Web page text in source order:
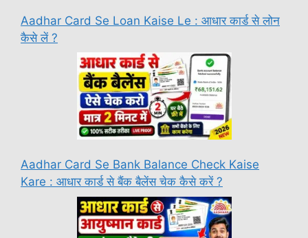
Aadhar Card Se Loan Kaise Le : आधार कार्ड से लोन
कैसे लें ?
Aadhar Card Se Bank Balance Check Kaise
Kare : आधार कार्ड से बैंक बैलेंस चेक कैसे करें ?